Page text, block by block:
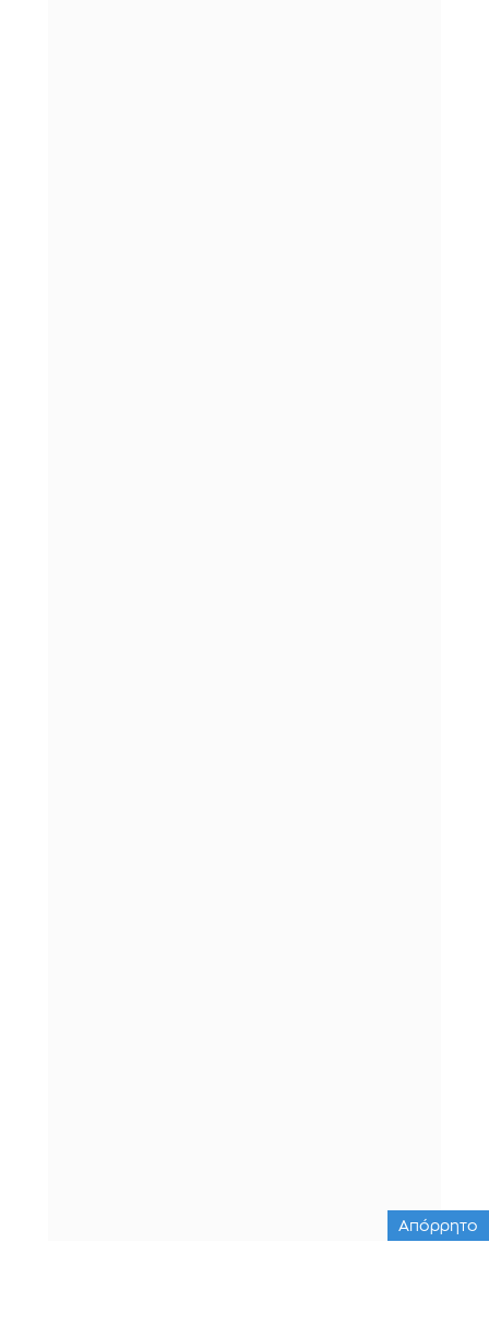
Απόρρητο